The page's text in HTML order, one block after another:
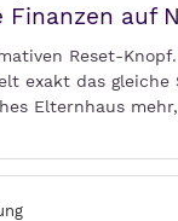
auf
Reset-
exakt das
Elternhaus